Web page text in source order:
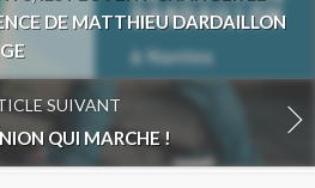
i
r
t
i
DE MATTHIEU DARDAILLON
SUIVANT
QUI MARCHE !